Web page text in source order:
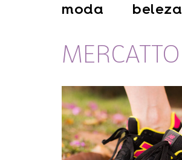
moda beleza
MERCATTO